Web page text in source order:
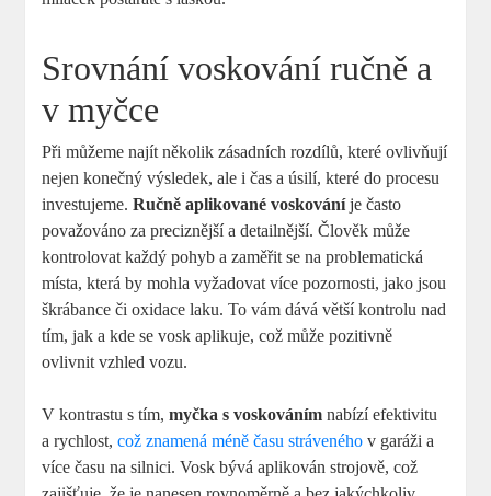
Srovnání voskování ručně a
v myčce
Při můžeme najít několik zásadních rozdílů, které ovlivňují
nejen konečný výsledek, ale i čas a úsilí, které do procesu
investujeme.Ručně aplikované voskováníje často
považováno za preciznější a detailnější. Člověk může
kontrolovat každý pohyb a zaměřit se na problematická
místa, která by mohla vyžadovat více pozornosti, jako jsou
škrábance či oxidace laku. To vám dává větší kontrolu nad
tím, jak a kde se vosk aplikuje, což může pozitivně
ovlivnit vzhled vozu.
V kontrastu s tím,myčka s voskováním nabízí efektivitu
a rychlost,což znamená méně času stráveného v garáži a
více času na silnici. Vosk bývá aplikován strojově, což